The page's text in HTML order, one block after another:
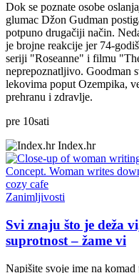
Dok se poznate osobe
glumac Džon Gudman
potpuno drugačiji način.
je brojne reakcije jer 74-
seriji "Roseanne" i filmu
neprepoznatljivo. Goodman
lekovima poput Ozempika,
prehranu i zdravlje.
pre 10sati
Index.hr
Zanimljivosti
Svi znaju što je deža
suprotnost – žame vi
Napišite svoje ime na